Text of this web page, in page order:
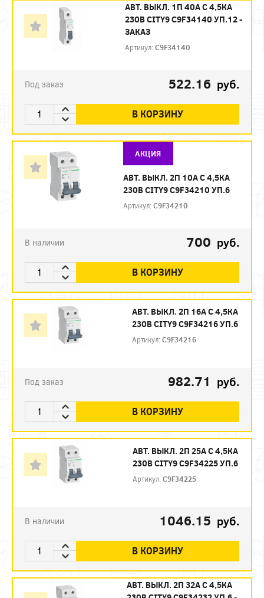
АВТ. ВЫКЛ. 1П 40А С 4,5КА
230В CITY9 C9F34140 УП.12 -
ЗАКАЗ
Артикул:C9F34140
Под заказ 522.16 руб.
В КОРЗИНУ
АКЦИЯ
АВТ. ВЫКЛ. 2П 10А С 4,5КА
230В CITY9 C9F34210 УП.6
Артикул:C9F34210
В наличии 700 руб.
В КОРЗИНУ
АВТ. ВЫКЛ. 2П 16А С 4,5КА
230В CITY9 C9F34216 УП.6
Артикул:C9F34216
Под заказ 982.71 руб.
В КОРЗИНУ
АВТ. ВЫКЛ. 2П 25А С 4,5КА
230В CITY9 C9F34225 УП.6
Артикул:C9F34225
В наличии 1046.15 руб.
В КОРЗИНУ
АВТ. ВЫКЛ. 2П 32А С 4,5КА